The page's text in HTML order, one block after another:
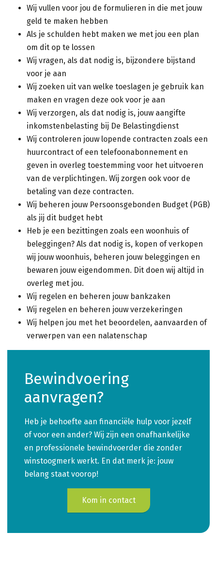
Wij vullen voor jou de formulieren in die met jouw
geld te maken hebben
Als je schulden hebt maken we met jou een plan
om dit op te lossen
Wij vragen, als dat nodig is, bijzondere bijstand
voor je aan
Wij zoeken uit van welke toeslagen je gebruik kan
maken en vragen deze ook voor je aan
Wij verzorgen, als dat nodig is, jouw aangifte
inkomstenbelasting bij De Belastingdienst
Wij controleren jouw lopende contracten zoals een
huurcontract of een telefoonabonnement en
geven in overleg toestemming voor het uitvoeren
van de verplichtingen. Wij zorgen ook voor de
betaling van deze contracten.
Wij beheren jouw Persoonsgebonden Budget (PGB)
als jij dit budget hebt
Heb je een bezittingen zoals een woonhuis of
beleggingen? Als dat nodig is, kopen of verkopen
wij jouw woonhuis, beheren jouw beleggingen en
bewaren jouw eigendommen. Dit doen wij altijd in
overleg met jou.
Wij regelen en beheren jouw bankzaken
Wij regelen en beheren jouw verzekeringen
Wij helpen jou met het beoordelen, aanvaarden of
verwerpen van een nalatenschap
Bewindvoering
aanvragen?
Heb je behoefte aan financiële hulp voor jezelf
of voor een ander? Wij zijn een onafhankelijke
en professionele bewindvoerder die zonder
winstoogmerk werkt. En dat merk je: jouw
belang staat voorop!
Kom in contact